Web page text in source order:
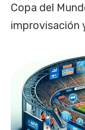
Copa del
improvisación